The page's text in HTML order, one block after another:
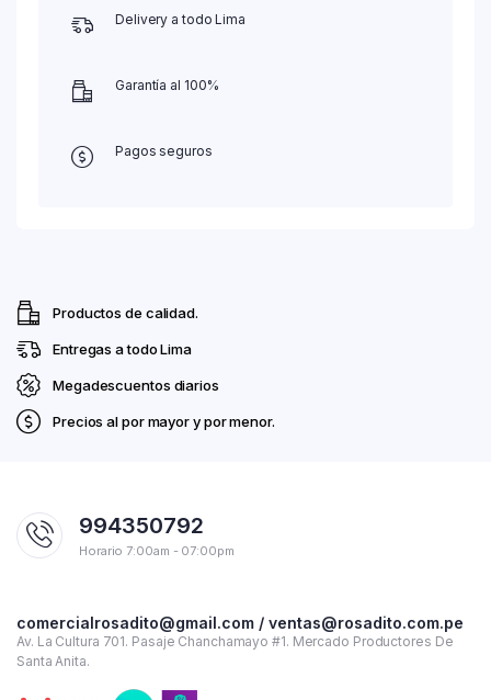
Delivery a todo Lima
Garantía al 100%
Pagos seguros
Productos de calidad.
Entregas a todo Lima
Megadescuentos diarios
Precios al por mayor y por menor.
994350792
Horario 7:00am - 07:00pm
comercialrosadito@gmail.com / ventas@rosadito.com.pe
Av. La Cultura 701. Pasaje Chanchamayo #1. Mercado Productores De
Santa Anita.